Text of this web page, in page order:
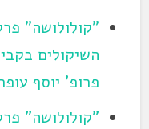
השיקולים
פרופ' יוסף